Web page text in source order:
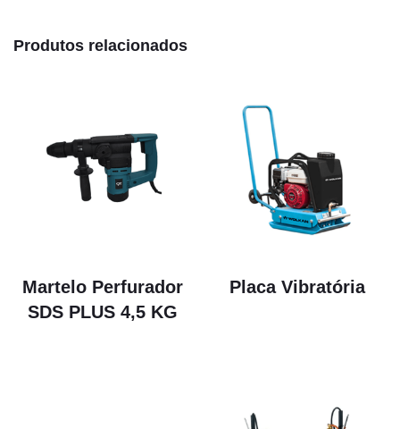
Produtos relacionados
Martelo Perfurador
SDS PLUS 4,5 KG
Placa Vibratória